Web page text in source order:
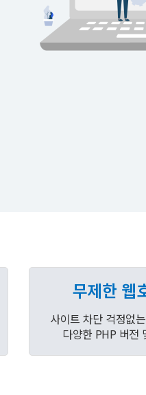
무제한 웹
사이트 차단 걱정없
다양한 PHP 버전